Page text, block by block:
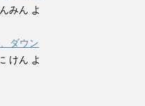
みん よ
ダウン
けん よ